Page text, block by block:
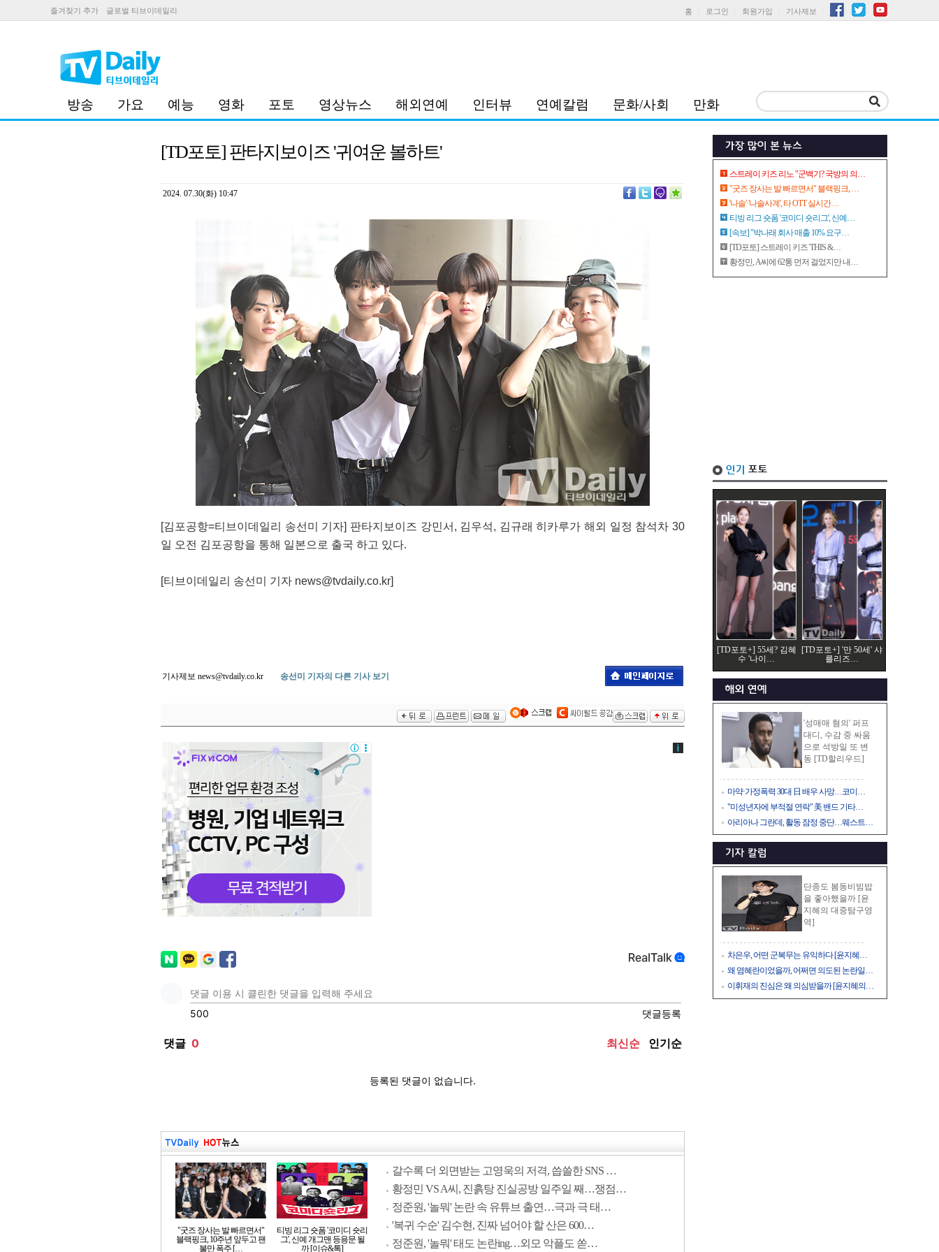
즐겨찾기 추가 글로벌 티브이데일리 홈 로그인 회원가입 기사제보
방송 가요 예능 영화 포토 영상뉴스 해외연예 인터뷰 연예칼럼 문화/사회 만화
[TD포토] 판타지보이즈 '귀여운 볼하트'
2024. 07.30(화) 10:47
[김포공항=티브이데일리 송선미 기자] 판타지보이즈 강민서, 김우석, 김규래 히카루가 해외 일정 참석차 30
일 오전 김포공항을 통해 일본으로 출국 하고 있다.
[티브이데일리 송선미 기자 news@tvdaily.co.kr]
기사제보 news@tvdaily.co.kr 송선미 기자의 다른 기사 보기
"굿즈 장사는 발 빠르면서"
블랙핑크, 10주년 앞두고 팬
불만 폭주 […
티빙 리그 숏폼 '코미디 숏리
그', 신예 개그맨 등용문 될
까 [이슈&톡]
갈수록 더 외면받는 고영욱의 저격, 씁쓸한 SNS …
황정민 VS A씨, 진흙탕 진실공방 일주일 째…쟁점…
정준원, '놀뭐' 논란 속 유튜브 출연…극과 극 태…
'복귀 수순' 김수현, 진짜 넘어야 할 산은 600…
정준원, '놀뭐' 태도 논란ing…외모 악플도 쏟…
스트레이 키즈 리노 "군백기? 국방의 의…
"굿즈 장사는 발 빠르면서" 블랙핑크, …
'나솔'·'나솔사계', 타 OTT 실시간…
티빙 리그 숏폼 '코미디 숏리그', 신예…
[속보] "박나래 회사 매출 10% 요구…
[TD포토] 스트레이 키즈 'THIS &…
황정민, A씨에 62통 먼저 걸었지만 내…
[TD포토+] 55세? 김혜
수 '나이…
[TD포토+] '만 50세' 샤
를리즈…
'성매매 혐의' 퍼프
대디, 수감 중 싸움
으로 석방일 또 변
동 [TD할리우드]
마약·가정폭력 30대 日 배우 사망…코미…
"미성년자에 부적절 연락" 美 밴드 기타…
아리아나 그란데, 활동 잠정 중단…웨스트…
단종도 봄동비빔밥
을 좋아했을까 [윤
지혜의 대중탐구영
역]
차은우, 어떤 군복무는 유익하다 [윤지혜…
왜 염혜란이었을까, 어쩌면 의도된 논란일…
이휘재의 진심은 왜 의심받을까 [윤지혜의…